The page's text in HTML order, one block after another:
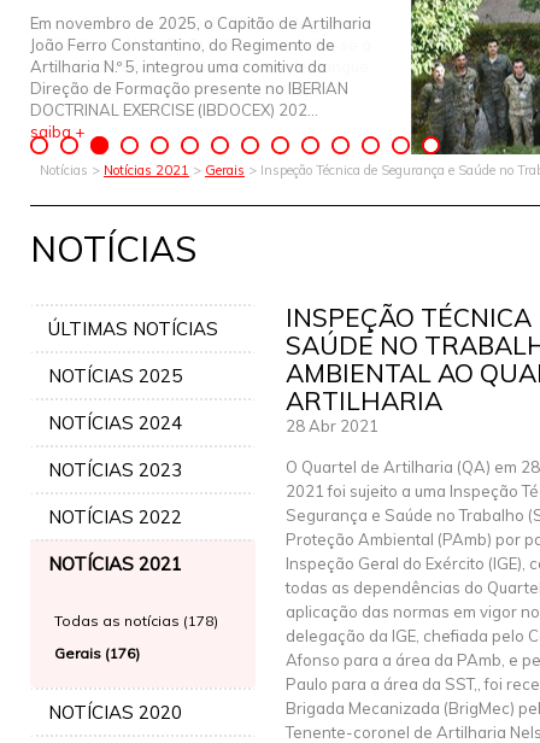
Em novembro de 2025, o Capitão de Artilharia
João Ferro Constantino, do Regimento de
Artilharia N.º 5, integrou uma comitiva da
Direção de Formação presente no IBERIAN
DOCTRINAL EXERCISE (IBDOCEX) 202...
saiba +
Notícias > Notícias 2021 > Gerais > Inspeção Técnica de Segurança e Saúde no
NOTÍCIAS
ÚLTIMAS NOTÍCIAS
NOTÍCIAS 2025
NOTÍCIAS 2024
NOTÍCIAS 2023
NOTÍCIAS 2022
NOTÍCIAS 2021
Todas as notícias (178)
Gerais (176)
NOTÍCIAS 2020
INSPEÇÃO
SAÚDE NO
AMBIENTAL AO
ARTILHARIA
28 Abr 2021
O Quartel de Artilharia (QA) em
2021 foi sujeito a uma Inspeção
Segurança e Saúde no Trabalho
Proteção Ambiental (PAmb) por
Inspeção Geral do Exército (IGE),
todas as dependências do
aplicação das normas em vigor
delegação da IGE, chefiada pelo
Afonso para a área da PAmb, e
Paulo para a área da SST,, foi
Brigada Mecanizada (BrigMec)
Tenente-coronel de Artilharia